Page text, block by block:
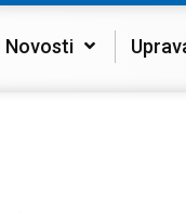
Novosti